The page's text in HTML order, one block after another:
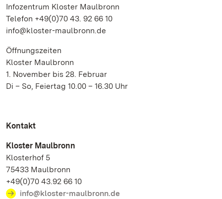
Infozentrum Kloster Maulbronn
Telefon +49(0)70 43. 92 66 10
info@kloster-maulbronn.de
Öffnungszeiten
Kloster Maulbronn
1. November bis 28. Februar
Di – So, Feiertag 10.00 – 16.30 Uhr
Kontakt
Kloster Maulbronn
Klosterhof 5
75433 Maulbronn
+49(0)70 43.92 66 10
info@kloster-maulbronn.de